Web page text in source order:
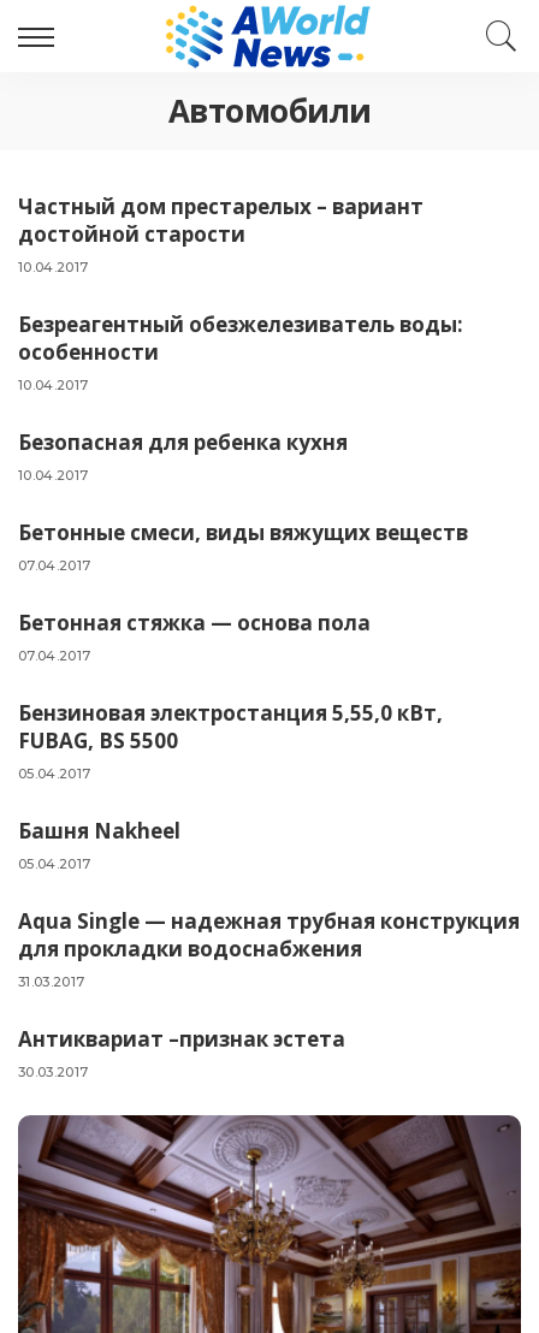
Автомобили
Частный дом престарелых – вариант
достойной старости
10.04.2017
Безреагентный обезжелезиватель воды:
особенности
10.04.2017
Безопасная для ребенка кухня
10.04.2017
Бетонные смеси, виды вяжущих веществ
07.04.2017
Бетонная стяжка — основа пола
07.04.2017
Бензиновая электростанция 5,55,0 кВт,
FUBAG, BS 5500
05.04.2017
Башня Nakheel
05.04.2017
Aqua Single — надежная трубная конструкция
для прокладки водоснабжения
31.03.2017
Антиквариат –признак эстета
30.03.2017